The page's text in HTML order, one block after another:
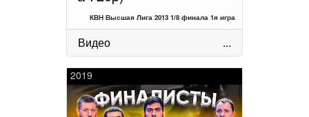
КВН Высшая Лига 2013 1/8 финала 1я игра
Видео ...
2019